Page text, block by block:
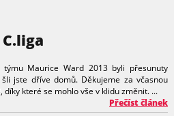
týmu Maurice Ward 2013 byli přesunuty
jste dříve domů. Děkujeme za včasnou
které se mohlo vše v klidu změnit. ...
Přečíst článek